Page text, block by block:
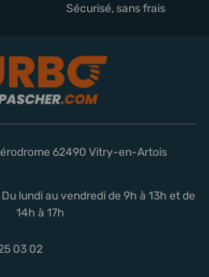
Sécurisé, sans frais
62490 Vitry-en-Artois
lundi au vendredi de 9h à 13h et de
14h à 17h
03 02